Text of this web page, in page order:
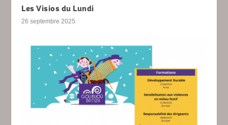
Les Visios du Lundi
26 septembre 2025